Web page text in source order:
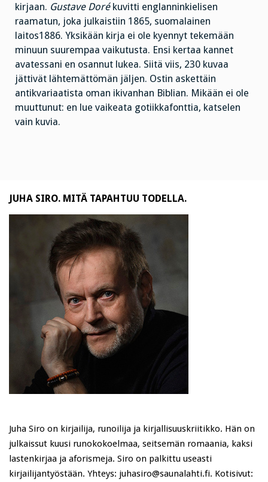
kirjaan. Gustave Dorékuvitti englanninkielisen
raamatun, joka julkaistiin 1865, suomalainen
laitos1886. Yksikään kirja ei ole kyennyt tekemään
minuun suurempaa vaikutusta. Ensi kertaa kannet
avatessani en osannut lukea. Siitä viis, 230 kuvaa
jättivät lähtemättömän jäljen. Ostin askettäin
antikvariaatista oman ikivanhan Biblian. Mikään ei ole
muuttunut: en lue vaikeata gotiikkafonttia, katselen
vain kuvia.
JUHA SIRO. MITÄ TAPAHTUU TODELLA.
Juha Siro on kirjailija, runoilija ja kirjallisuuskriitikko. Hän on
julkaissut kuusi runokokoelmaa, seitsemän romaania, kaksi
lastenkirjaa ja aforismeja. Siro on palkittu useasti
kirjailijantyöstään. Yhteys: juhasiro@saunalahti.fi. Kotisivut: